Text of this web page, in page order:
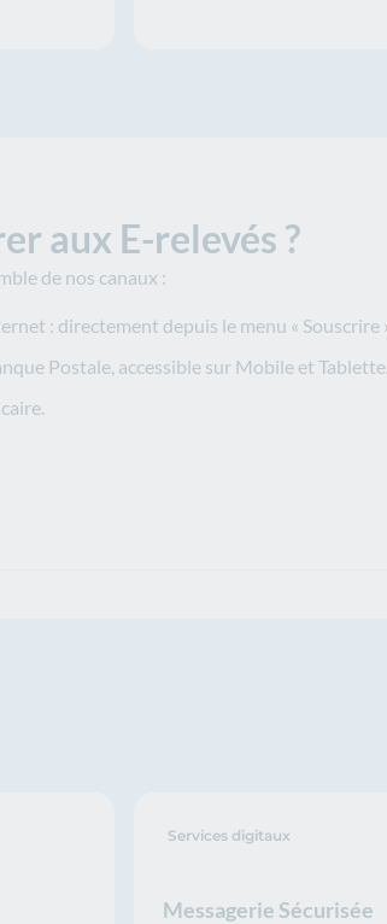
aux E-relevés ?
de nos canaux :
: directement depuis le menu « Souscrire
Postale, accessible sur Mobile et Tablette.
Messagerie Sécurisée
Services digitaux